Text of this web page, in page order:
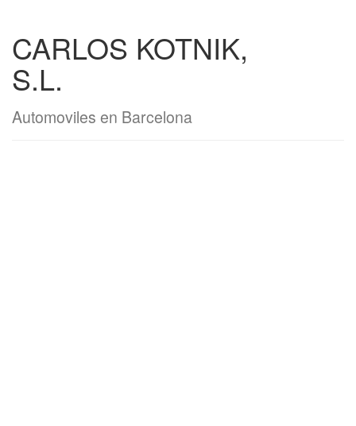
CARLOS KOTNIK,
S.L.
Automoviles en Barcelona